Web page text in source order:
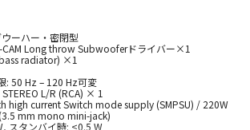
ーハー・密閉型
Long throw Subwooferドライバー×1
radiator) ×1
50 Hz – 120 Hz可変
L/R (RCA) × 1
high current Switch mode supply (SMPSU) / 220W
mm mono mini-jack)
スタンバイ時: <0.5 W